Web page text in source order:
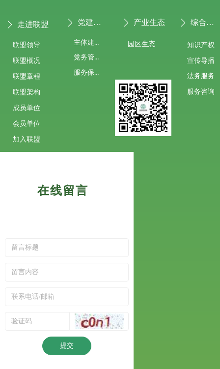
提交
在线留言
联盟领导
联盟概况
联盟章程
联盟架构
成员单位
会员单位
加入联盟
主体建设
党务管理
服务保障
园区生态 知识产权
宣传导播
法务服务
服务咨询
ꄲ 走进联盟 ꄲ 党建专栏 ꄲ 产业生态 ꄲ 综合服务